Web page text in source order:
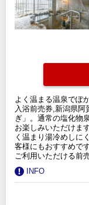
よく温まる温泉でぽ
入浴前売券,新潟県阿
ぎ」。通常の塩化物
お楽しみいただけま
く温まり湯冷めしに
客様にもおすすめで
ご利用いただける前
INFO